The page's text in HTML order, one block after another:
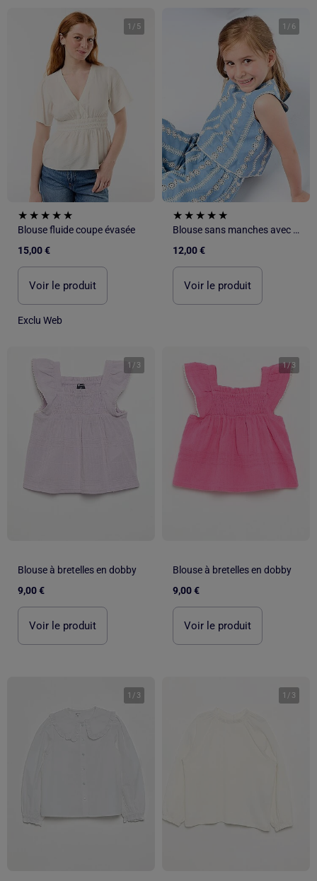
1 / 5
Blouse fluide coupe évasée
15,00 €
Voir le produit
Exclu Web
1 / 6
Blouse sans manches avec broderies all over
12,00 €
Voir le produit
1 / 3
Blouse à bretelles en dobby
9,00 €
Voir le produit
1/3
Blouse à bretelles en dobby
9,00 €
Voir le produit
1 / 3 1 / 3